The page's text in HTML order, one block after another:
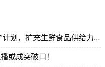
划，扩充生鲜食品供给力！
或成突破口！